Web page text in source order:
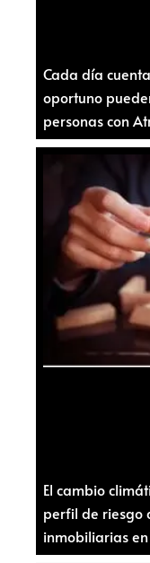
Cada día
oportuno
personas con
El cambio
perfil de riesgo
inmobiliarias